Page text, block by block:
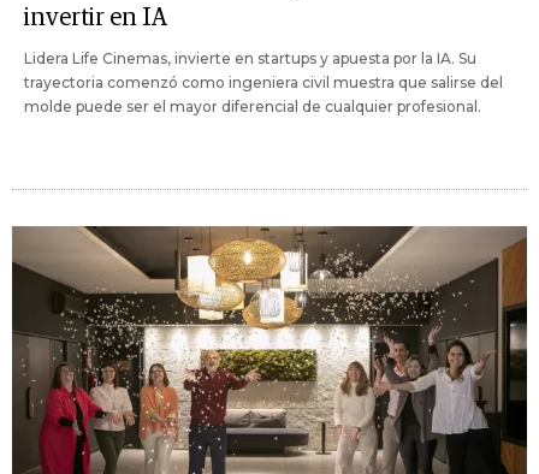
invertir en IA
Lidera Life Cinemas, invierte en startups y apuesta por la IA. Su
trayectoria comenzó como ingeniera civil muestra que salirse del
molde puede ser el mayor diferencial de cualquier profesional.